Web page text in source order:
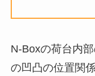
N-Boxの荷台内
の凹凸の位置関